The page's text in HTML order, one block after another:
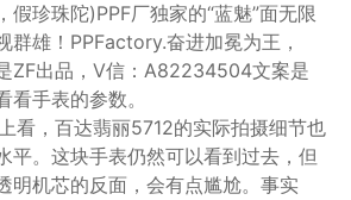
假珍珠陀)PPF厂独家的“蓝魅”面无限
群雄！PPFactory.奋进加冕为王，
ZF出品，V信：A82234504文案是
看手表的参数。
看，百达翡丽5712的实际拍摄细节也
平。这块手表仍然可以看到过去，但
明机芯的反面，会有点尴尬。事实